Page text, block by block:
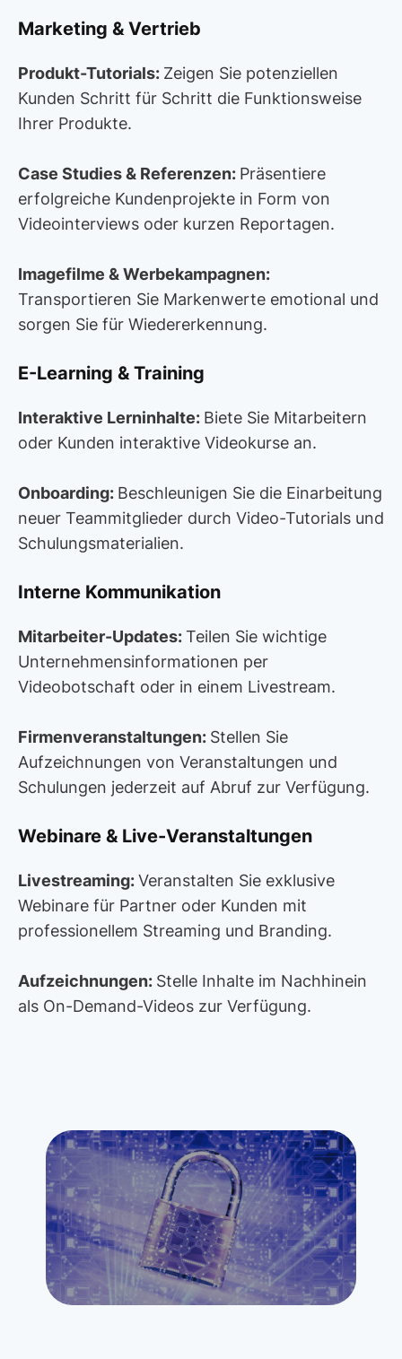
Marketing & Vertrieb
Produkt-Tutorials: Zeigen Sie potenziellen
Kunden Schritt für Schritt die Funktionsweise
Ihrer Produkte.
Case Studies & Referenzen: Präsentiere
erfolgreiche Kundenprojekte in Form von
Videointerviews oder kurzen Reportagen.
Imagefilme & Werbekampagnen:
Transportieren Sie Markenwerte emotional und
sorgen Sie für Wiedererkennung.
E-Learning & Training
Interaktive Lerninhalte: Biete Sie Mitarbeitern
oder Kunden interaktive Videokurse an.
Onboarding: Beschleunigen Sie die Einarbeitung
neuer Teammitglieder durch Video-Tutorials und
Schulungsmaterialien.
Interne Kommunikation
Mitarbeiter-Updates:Teilen Sie wichtige
Unternehmensinformationen per
Videobotschaft oder in einem Livestream.
Firmenveranstaltungen: Stellen Sie
Aufzeichnungen von Veranstaltungen und
Schulungen jederzeit auf Abruf zur Verfügung.
Webinare & Live-Veranstaltungen
Livestreaming:Veranstalten Sie exklusive
Webinare für Partner oder Kunden mit
professionellem Streaming und Branding.
Aufzeichnungen: Stelle Inhalte im Nachhinein
als On-Demand-Videos zur Verfügung.